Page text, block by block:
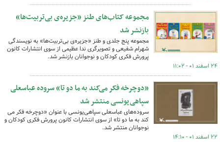
مجموعه کتاب‌های طنز «جزیره‌ی بی‌تربیت‌ها»
بازنشر شد
مجموعه پنج‌ جلدی و طنز «جزیره‌ی بی‌تربیت‌ها» به نویسندگی
شهرام شفیعی و تصویرگری ندا عظیمی از سوی انتشارات کانون
پرورش فکری کودکان و نوجوانان بازنشر شد.
۲۴ اسفند ۰۱ - ۱۱:۰۲
«دوچرخه فکر می‌کند به ما دو تا» سروده عباسعلی
سپاهی‌یونسی منتشر شد
سروده‌های عباسعلی سپاهی‌یونسی با عنوان «دوچرخه فکر می
کند به ما دو تا» از سوی انتشارات کانون پرورش فکری کودکان و
نوجوانان منتشر شد.
۲۲ اسفند ۰۱ - ۱۴:۱۰